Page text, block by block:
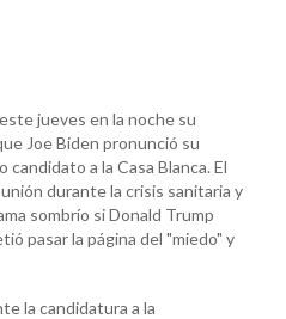
jueves en la noche su
Joe Biden pronunció su
a la Casa Blanca. El
durante la crisis sanitaria y
sombrío si Donald Trump
pasar la página del "miedo" y
la candidatura a la